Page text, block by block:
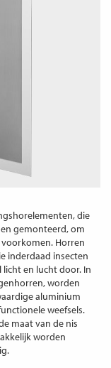
die
gemonteerd, om
Horren
inderdaad insecten
en lucht door. In
worden
aluminium
weefsels.
maat van de nis
worden